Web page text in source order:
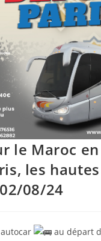
le Maroc
les
08/24
au départ